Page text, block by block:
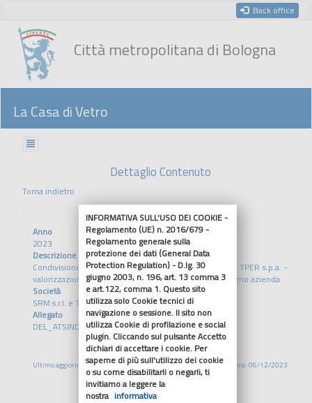
Back office
Città metropolitana di Bologna
La Casa di Vetro
Dettaglio Contenuto
Torna indietro
Anno
2023
Descrizione
Condivisione contenuti atto ricognitivo tra SRM s.r.l. e TPER s.p.a. -
valorizzazione degli investimenti, contratto di affitto ramo azienda
Società
SRM s.r.l. e TPER s.p.a
Allegato
DEL_ATSIND_308_2023.pdf
Ultimo aggiornamento: 06/12/2023 Pubblicazione: 06/12/2023
INFORMATIVA SULL'USO DEI COOKIE -
Regolamento (UE) n. 2016/679 -
Regolamento generale sulla
protezione dei dati (General Data
Protection Regulation) - D.lg. 30
giugno 2003, n. 196, art. 13 comma 3
e art.122, comma 1. Questo sito
utilizza solo Cookie tecnici di
navigazione o sessione. Il sito non
utilizza Cookie di profilazione e social
plugin. Cliccando sul pulsante Accetto
dichiari di accettare i cookie. Per
saperne di più sull'utilizzo dei cookie
o su come disabilitarli o negarli, ti
invitiamo a leggere la
nostra informativa